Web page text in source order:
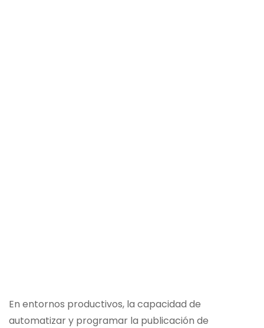
En entornos productivos, la capacidad de
automatizar y programar la publicación de